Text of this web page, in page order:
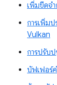
เพิ่มขีดจ
การเพิ่ม
Vulkan
การปรับ
บัฟเฟอร์